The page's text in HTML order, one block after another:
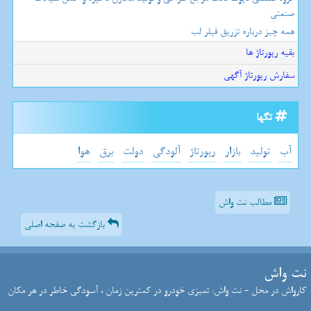
صنعتی
همه چیز درباره تزریق فیلر لب
بقیه رپورتاژ ها
سفارش رپورتاژ آگهی
تگها
آب تولید بازار رپورتاژ آلودگی دولت برق هوا
مطالب نت واش
بازگشت به صفحه اصلی
نت واش
کارواش در محل - نت واش: تمیزی خودرو در کمترین زمان ، آسودگی خاطر در هر مکان